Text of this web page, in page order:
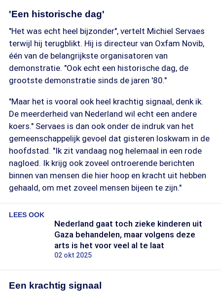
'Een historische dag'
"Het was echt heel bijzonder", vertelt Michiel Servaes
terwijl hij terugblikt. Hij is directeur van Oxfam Novib,
één van de belangrijkste organisatoren van
demonstratie. "Ook echt een historische dag, de
grootste demonstratie sinds de jaren '80."
"Maar het is vooral ook heel krachtig signaal, denk ik.
De meerderheid van Nederland wil echt een andere
koers." Servaes is dan ook onder de indruk van het
gemeenschappelijk gevoel dat gisteren loskwam in de
hoofdstad. "Ik zit vandaag nog helemaal in een rode
nagloed. Ik krijg ook zoveel ontroerende berichten
binnen van mensen die hier hoop en kracht uit hebben
gehaald, om met zoveel mensen bijeen te zijn."
LEES OOK
Nederland gaat toch zieke kinderen uit
Gaza behandelen, maar volgens deze
arts is het voor veel al te laat
02 okt 2025
Een krachtig signaal